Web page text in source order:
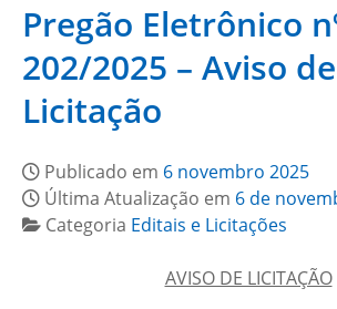
Pregão Eletrônico
202/2025 – Aviso de
Licitação
Publicado em 6 novembro 2025
Última Atualização em 6 de
Categoria Editais e Licitações
AVISO DE LICITAÇÃO